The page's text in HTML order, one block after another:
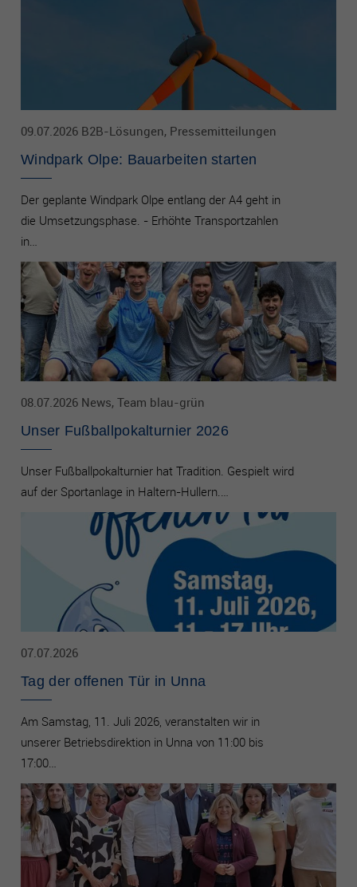
09.07.2026 B2B-Lösungen, Pressemitteilungen
Windpark Olpe: Bauarbeiten starten
Der geplante Windpark Olpe entlang der A4 geht in
die Umsetzungsphase. - Erhöhte Transportzahlen
in…
08.07.2026 News, Team blau-grün
Unser Fußballpokalturnier 2026
Unser Fußballpokalturnier hat Tradition. Gespielt wird
auf der Sportanlage in Haltern-Hullern.…
07.07.2026
Tag der offenen Tür in Unna
Am Samstag, 11. Juli 2026, veranstalten wir in
unserer Betriebsdirektion in Unna von 11:00 bis
17:00…